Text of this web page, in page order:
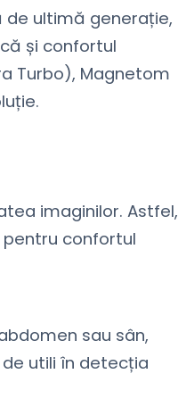
de ultimă generație,
și confortul
Turbo), Magnetom
imaginilor. Astfel,
confortul
sau sân,
utili în detecția